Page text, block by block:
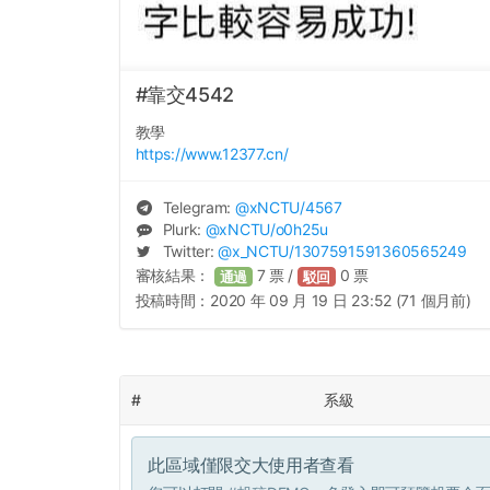
#靠交4542
教學
https://www.12377.cn/
Telegram: @xNCTU/4567
Plurk: @xNCTU/o0h25u
Twitter:@x_NCTU/1307591591360565249
審核結果： 通過 7票 / 駁回 0 票
投稿時間： 2020 年 09 月 19 日 23:52 (71 個月前)
# 系級
此區域僅限交大使用者查看